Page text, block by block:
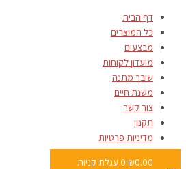
דף הבית
כל המוצרים
מבצעים
מועדון לקוחות
שובר מתנה
משנת חיים
צור קשר
תקנון
מדיניות פרטיות
₪0.00
0 עגלת קניות